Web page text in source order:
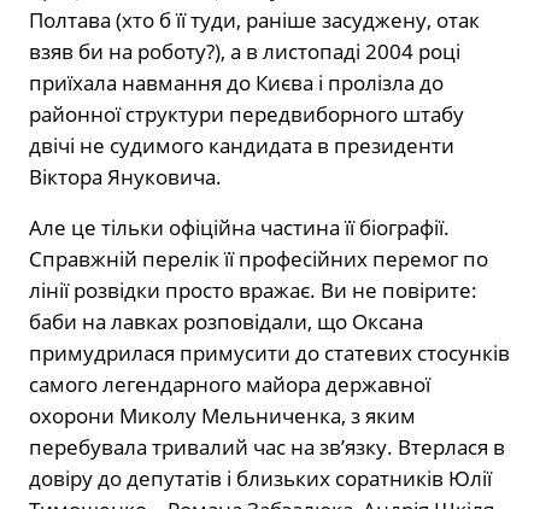
Полтава (хто б її туди, раніше засуджену, отак
взяв би на роботу?), а в листопаді 2004 році
приїхала навмання до Києва і пролізла до
районної структури передвиборного штабу
двічі не судимого кандидата в президенти
Віктора Януковича.
Але це тільки офіційна частина її біографії.
Справжній перелік її професійних перемог по
лінії розвідки просто вражає. Ви не повірите:
баби на лавках розповідали, що Оксана
примудрилася примусити до статевих стосунків
самого легендарного майора державної
охорони Миколу Мельниченка, з яким
перебувала тривалий час на зв’язку. Втерлася в
довіру до депутатів і близьких соратників Юлії